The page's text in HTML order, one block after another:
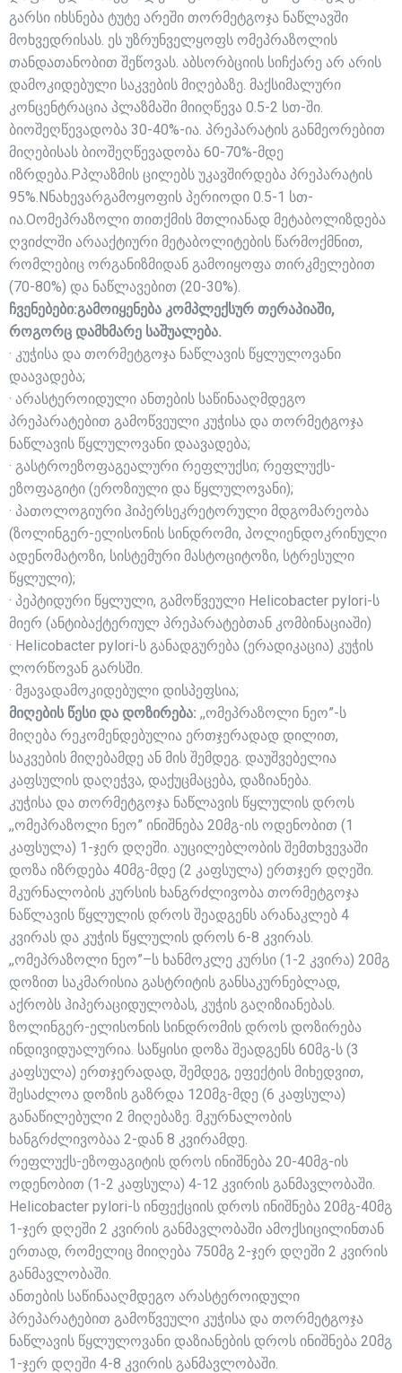
გარსი იხსნება ტუტე არეში თორმეტგოჯა ნაწლავში
მოხვედრისას. ეს უზრუნველყოფს ომეპრაზოლის
თანდათანობით შეწოვას. აბსორბციის სიჩქარე არ არის
დამოკიდებული საკვების მიღებაზე. მაქსიმალური
კონცენტრაცია პლაზმაში მიიღწევა 0.5-2 სთ-ში.
ბიოშეღწევადობა 30-40%-ია. პრეპარატის განმეორებით
მიღებისას ბიოშეღწევადობა 60-70%-მდე
იზრდება.Pპლაზმის ცილებს უკავშირდება პრეპარატის
95%.Nნახევარგამოყოფის პერიოდი 0.5-1 სთ-
ია.Oომეპრაზოლი თითქმის მთლიანად მეტაბოლიზდება
ღვიძლში არააქტიური მეტაბოლიტების წარმოქმნით,
რომლებიც ორგანიზმიდან გამოიყოფა თირკმელებით
(70-80%) და ნაწლავებით (20-30%).
ჩვენებები:გამოიყენება კომპლექსურ თერაპიაში,
როგორც დამხმარე საშუალება.
· კუჭისა და თორმეტგოჯა ნაწლავის წყლულოვანი
დაავადება;
· არასტეროიდული ანთების საწინააღმდეგო
პრეპარატებით გამოწვეული კუჭისა და თორმეტგოჯა
ნაწლავის წყლულოვანი დაავადება;
· გასტროეზოფაგეალური რეფლუქსი; რეფლუქს-
ეზოფაგიტი (ეროზიული და წყლულოვანი);
· პათოლოგიური ჰიპერსეკრეტორული მდგომარეობა
(ზოლინგერ-ელისონის სინდრომი, პოლიენდოკრინული
ადენომატოზი, სისტემური მასტოციტოზი, სტრესული
წყლული);
· პეპტიდური წყლული, გამოწვეული Helicobacter pylori-ს
მიერ (ანტიბაქტერიულ პრეპარატებთან კომბინაციაში)
· Helicobacter pylori-ს განადგურება (ერადიკაცია) კუჭის
ლორწოვან გარსში.
· მჟავადამოკიდებული დისპეფსია;
მიღების წესი და დოზირება: ,,ომეპრაზოლი ნეო”-ს
მიღება რეკომენდებულია ერთჯერადად დილით,
საკვების მიღებამდე ან მის შემდეგ. დაუშვებელია
კაფსულის დაღეჭვა, დაქუცმაცება, დაზიანება.
კუჭისა და თორმეტგოჯა ნაწლავის წყლულის დროს
,,ომეპრაზოლი ნეო” ინიშნება 20მგ-ის ოდენობით (1
კაფსულა) 1-ჯერ დღეში. აუცილებლობის შემთხვევაში
დოზა იზრდება 40მგ-მდე (2 კაფსულა) ერთჯერ დღეში.
მკურნალობის კურსის ხანგრძლივობა თორმეტგოჯა
ნაწლავის წყლულის დროს შეადგენს არანაკლებ 4
კვირას და კუჭის წყლულის დროს 6-8 კვირას.
,,ომეპრაზოლი ნეო”–ს ხანმოკლე კურსი (1-2 კვირა) 20მგ
დოზით საკმარისია გასტრიტის განსაკურნებლად,
აქრობს ჰიპერაციდულობას, კუჭის გაღიზიანებას.
ზოლინგერ-ელისონის სინდრომის დროს დოზირება
ინდივიდუალურია. საწყისი დოზა შეადგენს 60მგ-ს (3
კაფსულა) ერთჯერადად, შემდეგ, ეფექტის მიხედვით,
შესაძლოა დოზის გაზრდა 120მგ-მდე (6 კაფსულა)
განაწილებული 2 მიღებაზე. მკურნალობის
ხანგრძლივობაა 2-დან 8 კვირამდე.
რეფლუქს-ეზოფაგიტის დროს ინიშნება 20-40მგ-ის
ოდენობით (1-2 კაფსულა) 4-12 კვირის განმავლობაში.
Helicobacter pylori-ს ინფექციის დროს ინიშნება 20მგ-40მგ
1-ჯერ დღეში 2 კვირის განმავლობაში ამოქსიცილინთან
ერთად, რომელიც მიიღება 750მგ 2-ჯერ დღეში 2 კვირის
განმავლობაში.
ანთების საწინააღმდეგო არასტეროიდული
პრეპარატებით გამოწვეული კუჭისა და თორმეტგოჯა
ნაწლავის წყლულოვანი დაზიანების დროს ინიშნება 20მგ
1-ჯერ დღეში 4-8 კვირის განმავლობაში.